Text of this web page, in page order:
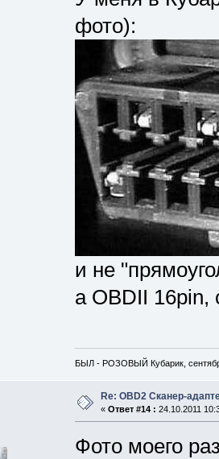
фото):
и не
а OBDII 16pin,
БЫЛ - РОЗОВЫЙ Кубарик,
Re: OBD2 Сканер-
« Ответ #14 : 24.10.2011
Фото моего